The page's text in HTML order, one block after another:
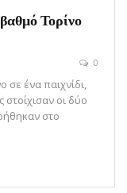
Τορίνο
0
σε ένα παιχνίδι,
οι δύο
στο